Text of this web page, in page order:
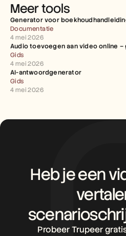
Meer tools
Generator voor
Documentatie
4 mei 2026
Audio toevoegen aan video online
Gids
4 mei 2026
AI-antwoordgenerator
Gids
4 mei 2026
Heb je een
Probeer Trupeer